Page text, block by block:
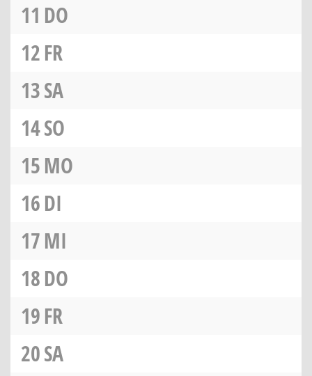
11 DO
12FR
13SA
14SO
15MO
16DI
17MI
18DO
19FR
20SA